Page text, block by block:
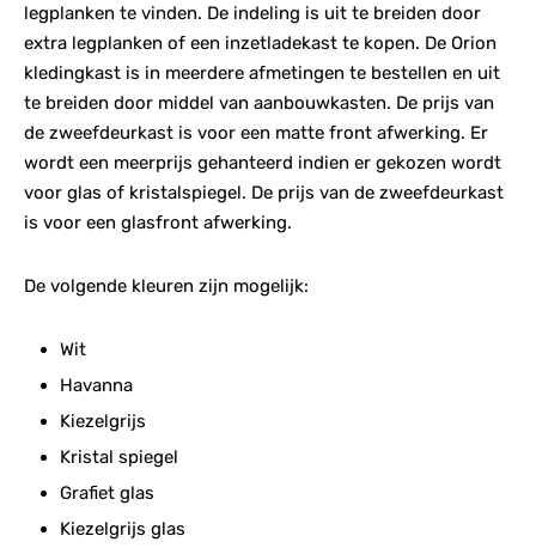
legplanken te vinden. De indeling is uit te breiden door
extra legplanken of een inzetladekast te kopen. De Orion
kledingkast is in meerdere afmetingen te bestellen en uit
te breiden door middel van aanbouwkasten. De prijs van
de zweefdeurkast is voor een matte front afwerking. Er
wordt een meerprijs gehanteerd indien er gekozen wordt
voor glas of kristalspiegel. De prijs van de zweefdeurkast
is voor een glasfront afwerking.
De volgende kleuren zijn mogelijk:
Wit
Havanna
Kiezelgrijs
Kristal spiegel
Grafiet glas
Kiezelgrijs glas